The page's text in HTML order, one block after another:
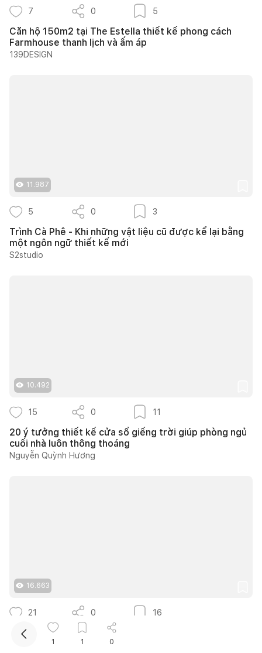
7 0 5
Căn hộ 150m2 tại The Estella thiết kế phong cách
Farmhouse thanh lịch và ấm áp
139DESIGN
11.987
5 0 3
Trình Cà Phê - Khi những vật liệu cũ được kể lại bằng
một ngôn ngữ thiết kế mới
S2studio
10.492
15 0 11
20 ý tưởng thiết kế cửa sổ giếng trời giúp phòng ngủ
cuối nhà luôn thông thoáng
Nguyễn Quỳnh Hương
16.663
21 0 16
30 mẫu thiết kế thông tầng nhà phố diện tích nhỏ tích
hợp mảng xanh thoáng mát
1 1 0